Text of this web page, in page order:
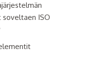
soveltaen ISO